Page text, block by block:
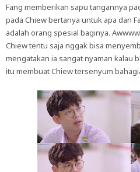
Fang memberikan sapu tangannya
pada Chiew bertanya untuk apa dan
adalah orang spesial baginya.
Chiew tentu saja nggak bisa
mengatakan ia sangat nyaman kalau
itu membuat Chiew tersenyum